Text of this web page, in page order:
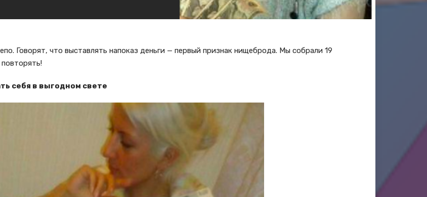
Говорят, что выставлять напоказ деньги — первый признак нищеброда. Мы собрали 19
себя в выгодном свете